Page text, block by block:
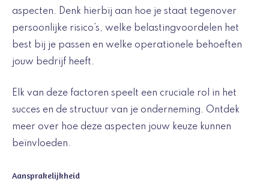
aspecten. Denk hierbij aan hoe je staat tegenover
persoonlijke risico’s, welke belastingvoordelen het
best bij je passen en welke operationele behoeften
jouw bedrijf heeft.
Elk van deze factoren speelt een cruciale rol in het
succes en de structuur van je onderneming. Ontdek
meer over hoe deze aspecten jouw keuze kunnen
beïnvloeden.
Aansprakelijkheid